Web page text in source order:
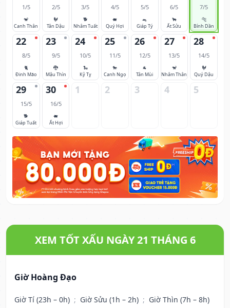
1/5
🐒
Canh Thân
2/5
🐓
Tân Dậu
3/5
🐕
Nhâm Tuất
4/5
🐖
Quý Hợi
5/5
🐀
Giáp Tý
6/5
🐂
Ất Sửu
7/5
🐅
Bính Dần
22
8/5
🐈
Đinh Mão
23
9/5
🐉
Mậu Thìn
24
10/5
🐍
Kỷ Tỵ
25
11/5
🐎
Canh Ngọ
26
12/5
🐐
Tân Mùi
27
13/5
🐒
Nhâm Thân
28
14/5
🐓
Quý Dậu
29
15/5
🐕
Giáp Tuất
30
16/5
🐖
Ất Hợi
1 2 3 4 5
XEM TỐT XẤU NGÀY 21 THÁNG 6
Giờ Hoàng Đạo
Giờ Tí (23h – 0h) ; Giờ Sửu (1h – 2h) ; Giờ Thìn (7h – 8h)